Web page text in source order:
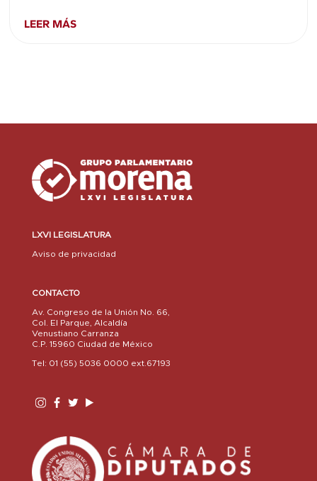
LEER MÁS
LXVI LEGISLATURA
Aviso de privacidad
CONTACTO
Av. Congreso de la Unión No. 66,
Col. El Parque, Alcaldía
Venustiano Carranza
C.P. 15960 Ciudad de México
Tel: 01 (55) 5036 0000 ext.67193